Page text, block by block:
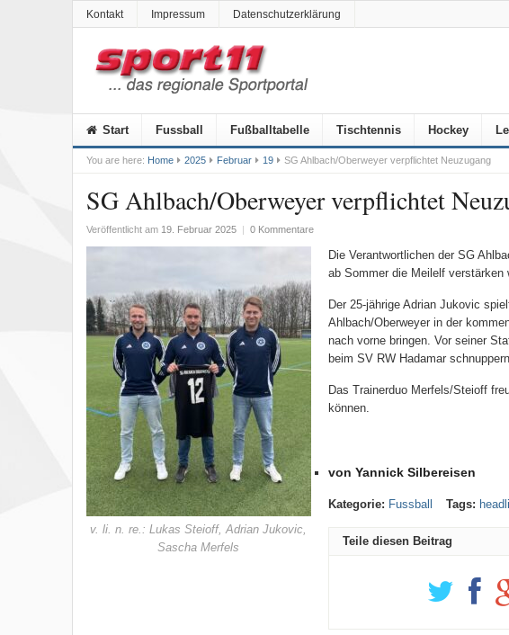
Kontakt Impressum Datenschutzerklärung
Start Fussball Fußballtabelle Tischtennis Hockey
You are here: Home 2025 Februar 19 SG Ahlbach/Oberweyer verpflichtet Neuzugang
SG Ahlbach/Oberweyer verpflichtet
Veröffentlicht am 19. Februar 2025 | 0 Kommentare
v. li. n. re.: Lukas Steioff, Adrian Jukovic,
Sascha Merfels
Die Verantwortlichen der SG
ab Sommer die Meilelf verstärken
Der 25-jährige Adrian Jukovic
Ahlbach/Oberweyer in der
nach vorne bringen. Vor seiner
beim SV RW Hadamar
Das Trainerduo Merfels/Steioff
können.
von Yannick Silbereisen
Kategorie: Fussball Tags:
Teile diesen Beitrag